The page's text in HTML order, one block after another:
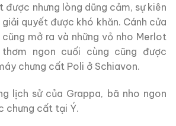
được nhưng lòng dũng cảm, sự kiên
quyết được khó khăn. Cánh cửa
mở ra và những vỏ nho Merlot
ngon cuối cùng cũng được
chưng cất Poli ở Schiavon.
lịch sử của Grappa, bã nho ngon
chưng cất tại Ý.